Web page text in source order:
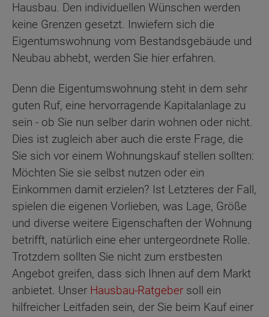
Hausbau. Den individuellen Wünschen werden
keine Grenzen gesetzt. Inwiefern sich die
Eigentumswohnung vom Bestandsgebäude und
Neubau abhebt, werden Sie hier erfahren.
Denn die Eigentumswohnung steht in dem sehr
guten Ruf, eine hervorragende Kapitalanlage zu
sein - ob Sie nun selber darin wohnen oder nicht.
Dies ist zugleich aber auch die erste Frage, die
Sie sich vor einem Wohnungskauf stellen sollten:
Möchten Sie sie selbst nutzen oder ein
Einkommen damit erzielen? Ist Letzteres der Fall,
spielen die eigenen Vorlieben, was Lage, Größe
und diverse weitere Eigenschaften der Wohnung
betrifft, natürlich eine eher untergeordnete Rolle.
Trotzdem sollten Sie nicht zum erstbesten
Angebot greifen, dass sich Ihnen auf dem Markt
anbietet. Unser Hausbau-Ratgeber soll ein
hilfreicher Leitfaden sein, der Sie beim Kauf einer